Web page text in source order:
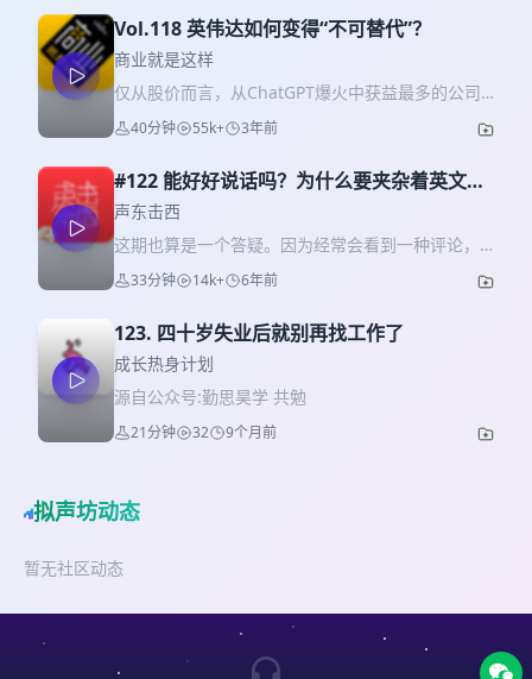
完这期节目能有所收获，如果你喜欢我们的节目，
欢迎把我们的节目推荐给你的朋友～ 每一条评论都
会认真看，enjoy it！ **嘉宾介绍** 刘飞，住在离
西湖 11km 的西湖区，室友是一只苏格兰折耳银渐
层。产品经理生涯完整经历Web2.0，半截经历在中
勉强还凑合的书，有个不温不火的公众号「刘言飞
语」。 **时间戳** 03:51 刘飞过去的创业经历：进
过锤子科技，做过上门美甲 06:11 为什么会选择在
资本热潮退去之后的时间点做消费品？ 06:57
且夸了夸他（提前预告，我们下期节目会请少楠）
费品产品最大的区别 22:00 哪一刻决定了自己要做
“茶”？ 25:25 回忆大厂经历并且开始劝退 34:26 “创
念 40:41 刀姐首度分享：刀姐doris IP到底是刻意规
划还是自然生长？ 49:46 中国很难再出宝洁，但是
也和一位从互联网转行做消费品的创业者ffit8创始人
张光明聊了聊跨行的感受，如果你对本期节目讨论
https://www.xiaoyuzhoufm.com/episodes/
营销方法论、创业以及组织管理等领域的对谈性播
客。由刀姐doris和刀法的小伙伴们一起制作。 记录
一场对话，收获一些新知，愿我们给你带来看待品
臬。 一代又一代男孩在这种「穷养」下，养成了影
响他们许久甚至一生的消费观念和生活习惯。 如果
我们简单粗暴地把男孩的一生分为单身、恋爱和结
婚三个阶段后，或许能更直接地看到他们处理财富
时的普遍困境：小的时候想花没钱花；谈恋爱的时
落不到自己的口袋。 /Staff/ 讲述者 | 韩大力 鲁大
师 痛仰 主播 | @寇爱哲 制作人 | 也卜 声音设计 |
孙泽雨 文字 | 也卜 运营 | 翌辰 /BGM List/
01.Dave Porter – Border Crossing 02.Raphaël
Beau – Larrons En Foire 03.Kevin MacLeod –
Scheming Weasel 04.Lebroba 05.Dave Porter –
Sex Robot Voice 06.Kraffa – Serene 07.Amon
Tobin – Easy Muffin 08.Circus
Vol.118 英伟达如何变得“不可替代”？
商业就是这样
仅从股价而言，从ChatGPT爆火中获益最多的公司
不是微软，而是英伟达。伴随着它新一个财年第一
季度的季报发布，它的市值一路飙升，站上了万亿
件事。而仅仅一年前，英伟达还因为加密货币市场
的萧条，业绩下滑、股价大跌。 英伟达受到追捧，
是因为市场终于广泛认识到，它的核心产品——
GPU（图形处理器）——是人工智能领域不可替代
的基础设施。而本期节目就试图回答：英伟达是怎
混合了创新、坚持、失败和豪赌的过程，正如英伟
达CEO黄仁勋所说，英伟达能获得现在的位置只是
因为他“比任何人都更久地举着火把”。而这个过程还
在持续。 | 主播 | 肖文杰、约小亚 | 嘉宾 | 王杰
夫，《第一财经》杂志记者 | 资料整理 | 常峻斐 |
时间轴 | 04:58 “救命恩人”世嘉 07:13 初创期险境背
成为基础设施？ 12:36 至关重要的CUDA架构 15:35
CUDA的研发是一场豪赌 21:13 All in AI？倒也没有
不亮眼的新一季财报 35:46 英伟达的地位并非牢不
券对英伟达的研究报告 中泰证券对英伟达研发能力
的研究 英伟达的年报页面 黄仁勋在台大毕业典礼上
的演讲 李飞飞和ImageNet竞赛的背景 《芯片战
40分钟 55k+ 3年前
#122 能好好说话吗？为什么要夹杂着英文单
词？
声东击西
这期也算是一个答疑。因为经常会看到一种评论，
说：为什么节目中说中文却夹杂英文单词，能不能
好好说话？ 其实我在采访前，尤其是在美国做中文
英文；即使用了英文，也可以用中文解释一下。但
即使这样，连我自己也还是会偶尔冒出一些英文单
词来。 本着严谨，我这次请来了两位能从语言学方
面给我们一些解释的嘉宾，让我们更好地理解这个
现象。例如发生这种现象时大脑是什么状况；这种
的节目，的确应该更注意自己的表达，无论是用什
么样的语言和词语，还是用什么样的态度。 也鸣谢
作为一个话题更严肃地去探讨一下。 【嘉宾】 * 吴
萌，Emily，香港中文大学语言学系在读博士 【主要
话题】 [01:21] 语言学如何定义说话夹杂另一种语言
的现象 [03:01] 从混血小孩的角度来理解语码转换
33分钟 14k+ 6年前
123. 四十岁失业后就别再找工作了
成长热身计划
源自公众号:勤思昊学 共勉
21分钟 32 9个月前
拟声坊动态
暂无社区动态